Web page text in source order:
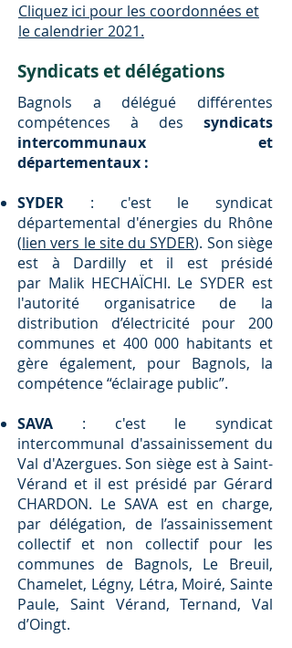
Cliquez ici pour les coordonnées et
le calendrier 2021.
Syndicats et délégations
Bagnols a délégué différentes
compétences à des syndicats
intercommunaux et
départementaux :
SYDER : c'est le syndicat
départemental d'énergies du Rhône
(lien vers le site du SYDER). Son siège
est à Dardilly et il est présidé
par Malik HECHAÏCHI. Le SYDER est
l'autorité organisatrice de la
distribution d’électricité pour 200
communes et 400 000 habitants et
gère également, pour Bagnols, la
compétence “éclairage public”.
SAVA : c'est le syndicat
intercommunal d'assainissement du
Val d'Azergues. Son siège est à Saint-
Vérand et il est présidé par Gérard
CHARDON. Le SAVA est en charge,
par délégation, de l’assainissement
collectif et non collectif pour les
communes de Bagnols, Le Breuil,
Chamelet, Légny, Létra, Moiré, Sainte
Paule, Saint Vérand, Ternand, Val
d’Oingt.